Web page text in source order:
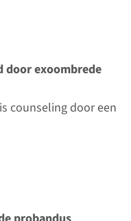
door exoombrede
counseling door een